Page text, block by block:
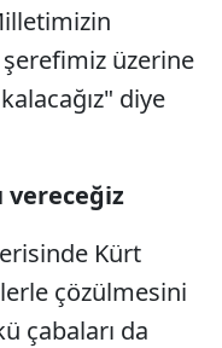
üzerine
diye
vereceğiz
Kürt
çözülmesini
çabaları da